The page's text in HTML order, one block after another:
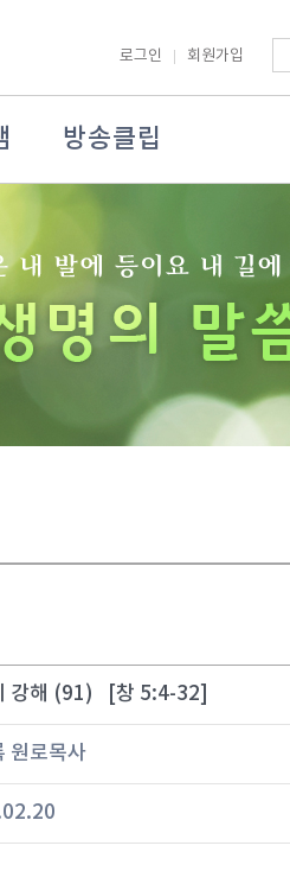
로그인 회원가입
방송클립
강해 (91) [창 5:4-32]
원로목사